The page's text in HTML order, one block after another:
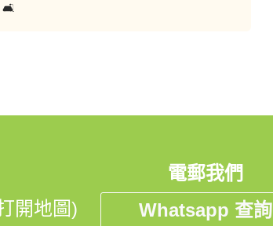
🛋️
開地圖)
電郵我們
Whatsapp 查詢